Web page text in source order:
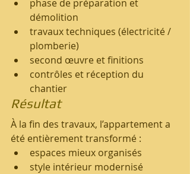
phase de préparation et
démolition
travaux techniques (électricité /
plomberie)
second œuvre et finitions
contrôles et réception du
chantier
Résultat
À la fin des travaux, l’appartement a
été entièrement transformé :
espaces mieux organisés
style intérieur modernisé